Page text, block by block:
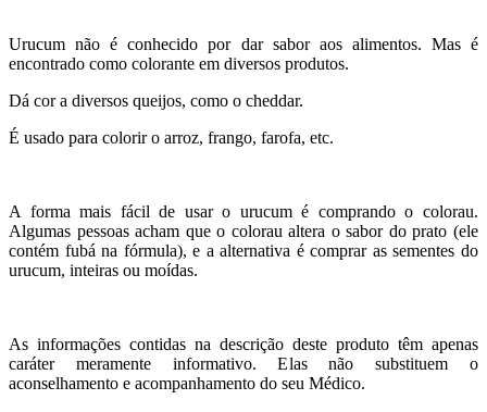
Urucum não é conhecido por dar sabor aos alimentos. Mas é
encontrado como colorante em diversos produtos.
Dá cor a diversos queijos, como o cheddar.
É usado para colorir o arroz, frango, farofa, etc.
A forma mais fácil de usar o urucum é comprando o colorau.
Algumas pessoas acham que o colorau altera o sabor do prato (ele
contém fubá na fórmula), e a alternativa é comprar as sementes do
urucum, inteiras ou moídas.
As informações contidas na descrição deste produto têm apenas
caráter meramente informativo. Elas não substituem o
aconselhamento e acompanhamento do seu Médico.